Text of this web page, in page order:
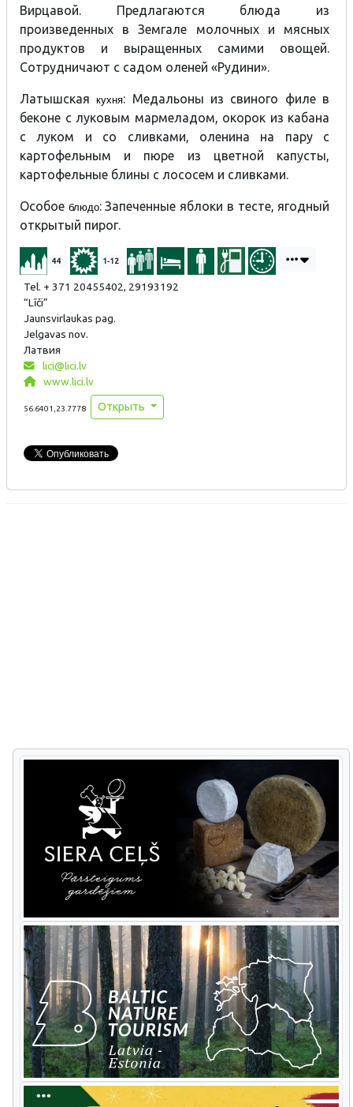
Вирцавой. Предлагаются блюда из
произведенных в Земгале молочных и мясных
продуктов и выращенных самими овощей.
Сотрудничают с садом оленей «Рудини».
Латышскаякухня: Медальоны из свиного филе в
беконе с луковым мармеладом, окорок из кабана
с луком и со сливками, оленина на пару с
картофельным и пюре из цветной капусты,
картофельные блины с лососем и сливками.
Особое блюдо: Запеченные яблоки в тесте, ягодный
открытый пирог.
44 1-12
Tel. + 371 20455402, 29193192
“Līči”
Jaunsvirlaukas pag.
Jelgavas nov.
Латвия
lici@lici.lv
www.lici.lv
56.6401,23.7778 Открыть